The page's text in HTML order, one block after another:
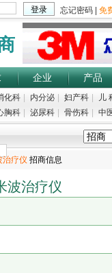
企业 产品
化科 内分泌 妇产科
儿
胸科 泌尿科 骨伤科 中
治疗仪 招商信息
波治疗仪